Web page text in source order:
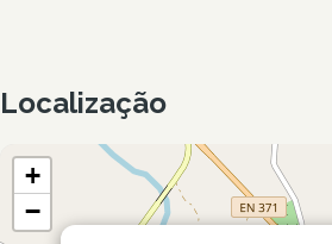
Localização
+
−